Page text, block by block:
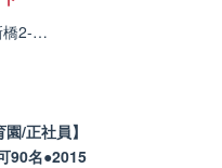
橋2-…
/正社員】
90名●2015